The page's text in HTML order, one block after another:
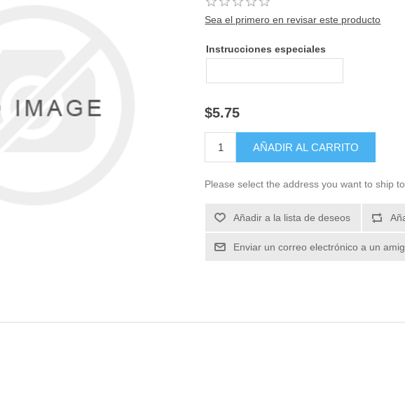
Sea el primero en revisar este producto
Instrucciones especiales
$5.75
Please select the address you want to ship to